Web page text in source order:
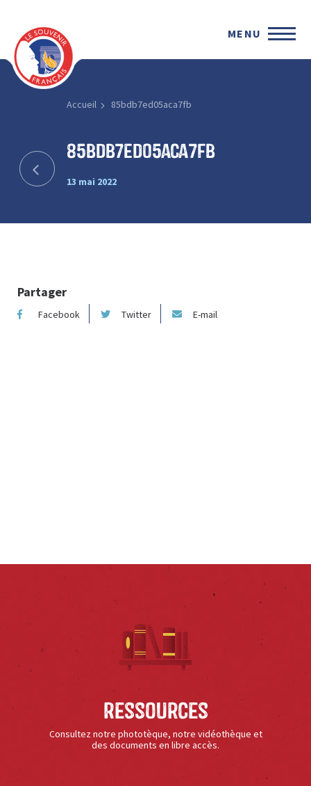
MENU
Accueil 85bdb7ed05aca7fb
85bdb7ed05aca7fb
13 mai 2022
Partager
Facebook Twitter E-mail
Ressources
Consultez notre phototèque, notre vidéothèque et
des documents en libre accès.